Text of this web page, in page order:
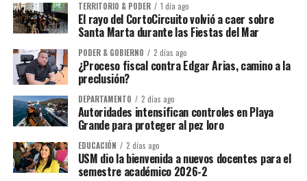
TERRITORIO & PODER 1 día ago
El rayo del CortoCircuito volvió a caer sobre
Santa Marta durante las Fiestas del Mar
PODER & GOBIERNO 2 días ago
¿Proceso fiscal contra Edgar Arias, camino a la
preclusión?
DEPARTAMENTO 2 días ago
Autoridades intensifican controles en Playa
Grande para proteger al pez loro
EDUCACIÓN 2 días ago
USM dio la bienvenida a nuevos docentes para el
semestre académico 2026-2